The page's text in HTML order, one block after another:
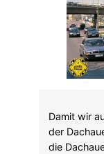
Damit wir
der
die